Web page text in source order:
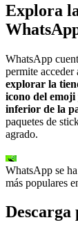
Explora
WhatsApp
permite acceder
explorar la
icono del emoji
inferior de la
paquetes de
agrado.
WhatsApp se
más populares
Descarga